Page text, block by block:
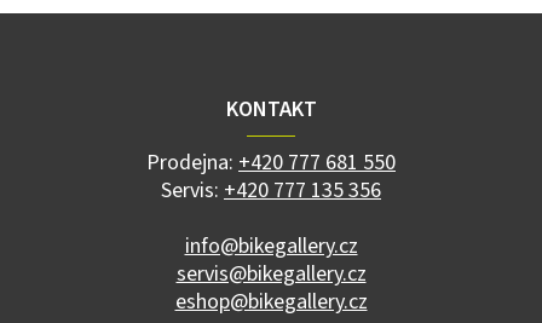
Z
KONTAKT
Prodejna: +420 777 681 550
Servis: +420 777 135 356
info@bikegallery.cz
servis@bikegallery.cz
eshop@bikegallery.cz